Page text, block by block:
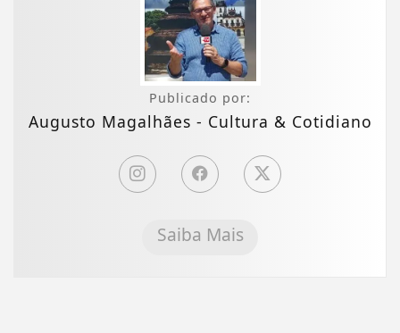
Publicado por:
Augusto Magalhães - Cultura & Cotidiano
Saiba Mais